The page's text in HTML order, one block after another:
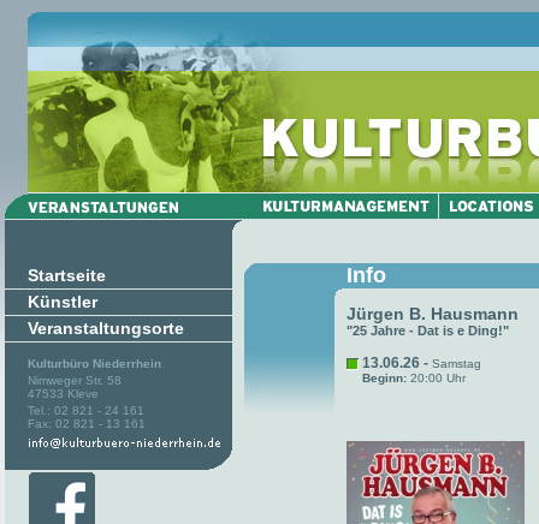
Startseite
Künstler
Veranstaltungsorte
Kulturbüro Niederrhein
Nimweger Str. 58
47533 Kleve
Tel.: 02 821 - 24 161
Fax: 02 821 - 13 161
Info
Jürgen B. Hausmann
"25 Jahre - Dat is e Ding!"
13.06.26 - Samstag
Beginn: 20:00 Uhr